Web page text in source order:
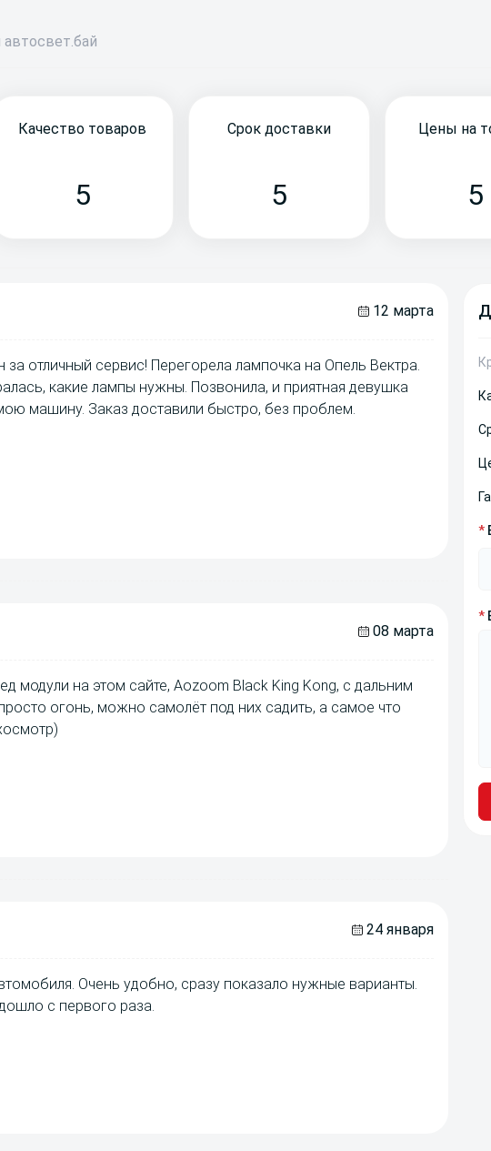
автосвет .бай
Качество товаров
5
Срок доставки
5
Цены на
5
12 марта
за отличный сервис! Перегорела лампочка на Опель Вектра.
какие лампы нужны. Позвонила, и приятная девушка
машину. Заказ доставили быстро, без проблем.
08 марта
модули на этом сайте, Aozoom Black King Kong, с дальним
огонь, можно самолёт под них садить, а самое что
24 января
Очень удобно, сразу показало нужные варианты.
с первого раза.
*
*